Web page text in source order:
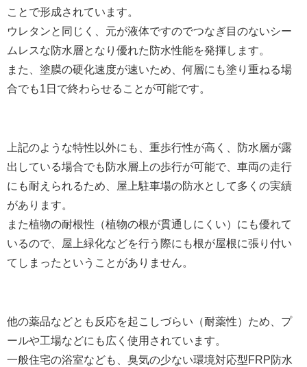
ことで形成されています。
ウレタンと同じく、元が液体ですのでつなぎ目のないシー
ムレスな防水層となり優れた防水性能を発揮します。
また、塗膜の硬化速度が速いため、何層にも塗り重ねる場
合でも1日で終わらせることが可能です。
上記のような特性以外にも、重歩行性が高く、防水層が露
出している場合でも防水層上の歩行が可能で、車両の走行
にも耐えられるため、屋上駐車場の防水として多くの実績
があります。
また植物の耐根性（植物の根が貫通しにくい）にも優れて
いるので、屋上緑化などを行う際にも根が屋根に張り付い
てしまったということがありません。
他の薬品などとも反応を起こしづらい（耐薬性）ため、プ
ールや工場などにも広く使用されています。
一般住宅の浴室なども、臭気の少ない環境対応型FRP防水